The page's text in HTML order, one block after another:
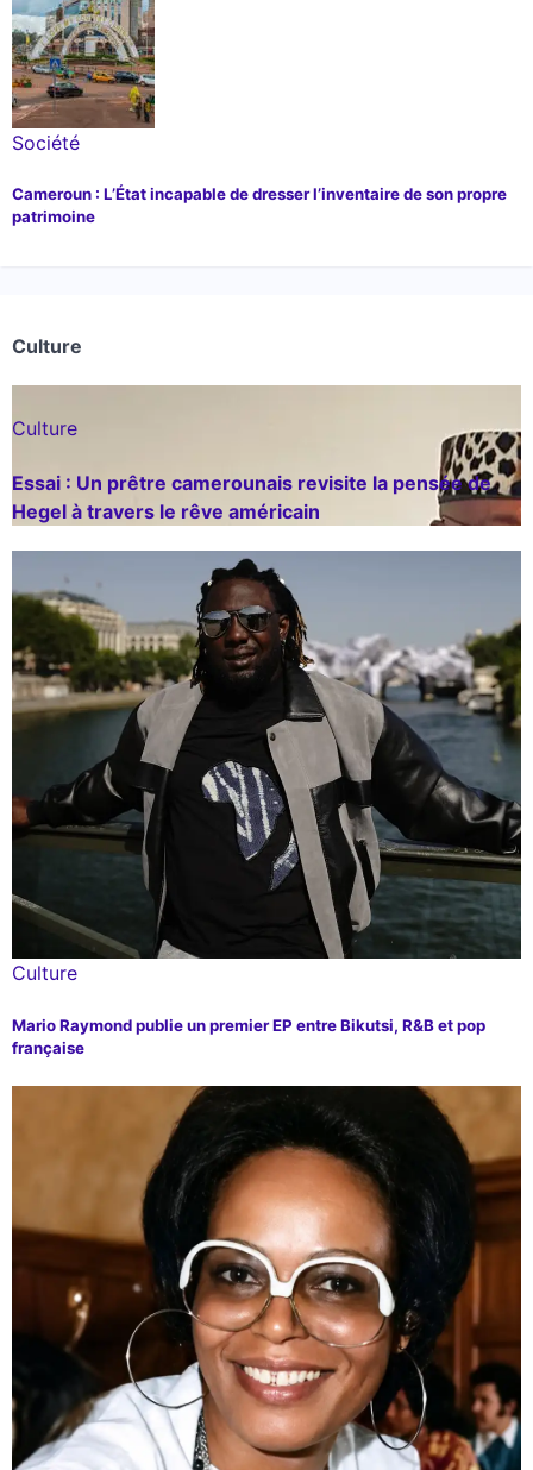
Société
Cameroun : L’État incapable de dresser l’inventaire de son propre
patrimoine
Culture
Culture
Essai : Un prêtre camerounais revisite la pensée de
Hegel à travers le rêve américain
Culture
Mario Raymond publie un premier EP entre Bikutsi, R&B et pop
française